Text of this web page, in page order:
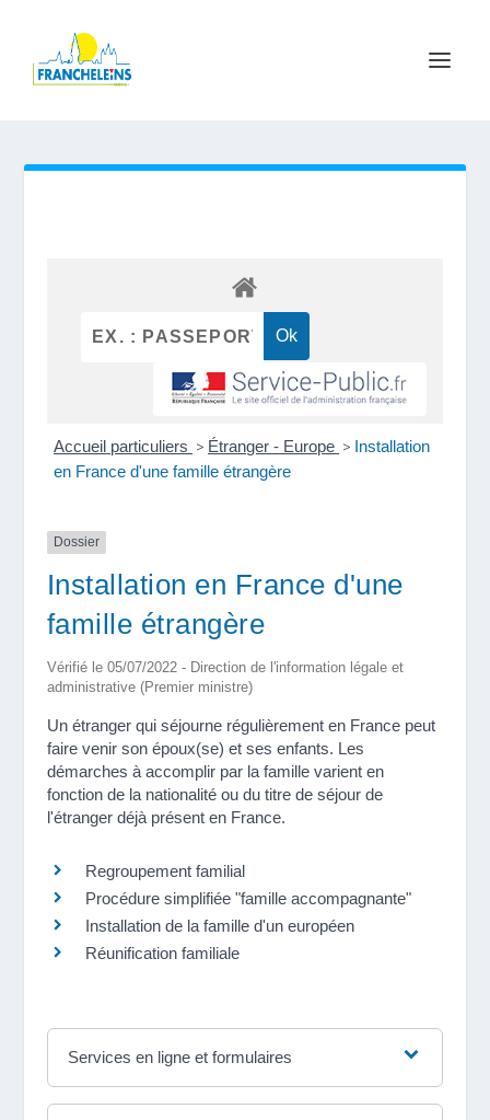
Accueil particuliers > Étranger - Europe > Installation
en France d'une famille étrangère
Dossier
Installation en France d'une
famille étrangère
Vérifié le 05/07/2022 - Direction de l'information légale et
administrative (Premier ministre)
Un étranger qui séjourne régulièrement en France peut
faire venir son époux(se) et ses enfants. Les
démarches à accomplir par la famille varient en
fonction de la nationalité ou du titre de séjour de
l'étranger déjà présent en France.
Regroupement familial
Procédure simplifiée "famille accompagnante"
Installation de la famille d'un européen
Réunification familiale
Services en ligne et formulaires